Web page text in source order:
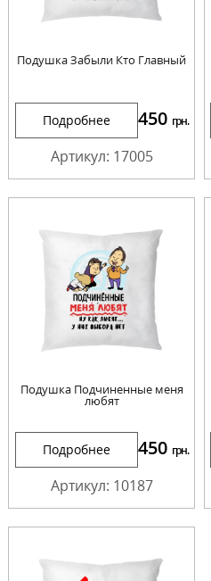
Подушка Забыли Кто Главный
Подробнее 450 грн.
Артикул: 17005
Подушка Подчиненные меня
любят
Подробнее 450 грн.
Артикул: 10187